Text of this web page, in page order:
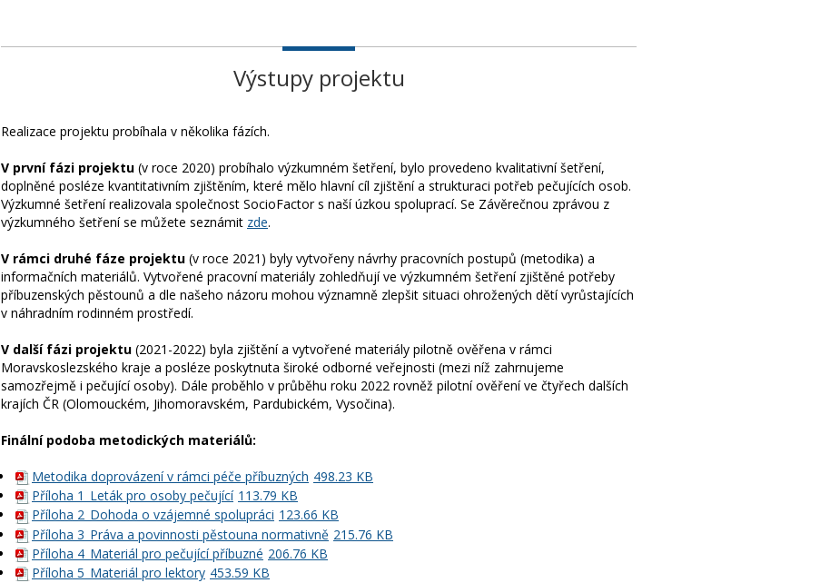
Výstupy projektu
Realizace projektu probíhala v několika fázích.
V první fázi projektu (v roce 2020) probíhalo výzkumném šetření, bylo provedeno kvalitativní šetření,
doplněné posléze kvantitativním zjištěním, které mělo hlavní cíl zjištění a strukturaci potřeb pečujících osob.
Výzkumné šetření realizovala společnost SocioFactor s naší úzkou spoluprací. Se Závěrečnou zprávou z
výzkumného šetření se můžete seznámit zde.
V rámci druhé fáze projektu (v roce 2021) byly vytvořeny návrhy pracovních postupů (metodika) a
informačních materiálů. Vytvořené pracovní materiály zohledňují ve výzkumném šetření zjištěné potřeby
příbuzenských pěstounů a dle našeho názoru mohou významně zlepšit situaci ohrožených dětí vyrůstajících
v náhradním rodinném prostředí.
V další fázi projektu (2021-2022) byla zjištění a vytvořené materiály pilotně ověřena v rámci
Moravskoslezského kraje a posléze poskytnuta široké odborné veřejnosti (mezi níž zahrnujeme
samozřejmě i pečující osoby). Dále proběhlo v průběhu roku 2022 rovněž pilotní ověření ve čtyřech dalších
krajích ČR (Olomouckém, Jihomoravském, Pardubickém, Vysočina).
Finální podoba metodických materiálů:
Metodika doprovázení v rámci péče příbuzných 498.23 KB
Příloha 1_Leták pro osoby pečující 113.79 KB
Příloha 2_Dohoda o vzájemné spolupráci 123.66 KB
Příloha 3_Práva a povinnosti pěstouna normativně 215.76 KB
Příloha 4_Materiál pro pečující příbuzné 206.76 KB
Příloha 5_Materiál pro lektory 453.59 KB